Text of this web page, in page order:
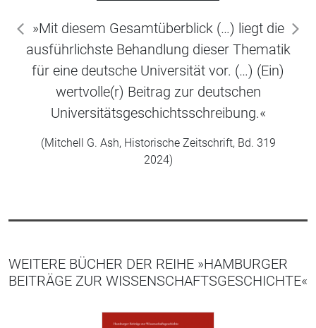
»Mit diesem Gesamtüberblick (…) liegt die
ausführlichste Behandlung dieser Thematik
für eine deutsche Universität vor. (…) (Ein)
wertvolle(r) Beitrag zur deutschen
Universitätsgeschichtsschreibung.«
(Mitchell G. Ash, Historische Zeitschrift, Bd. 319
2024)
zurück
WEITERE BÜCHER DER REIHE »HAMBURGER
BEITRÄGE ZUR WISSENSCHAFTSGESCHICHTE«